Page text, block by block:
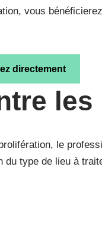
vous
directement
les
le
type de lieu à